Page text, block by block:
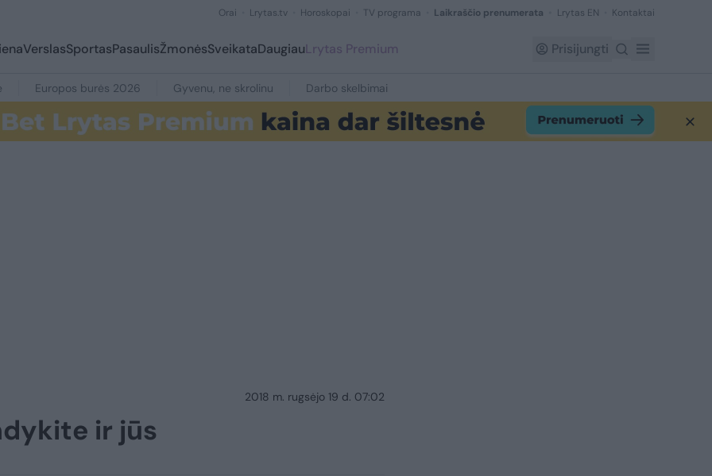
Orai Lrytas.tv Horoskopai TV programa Laikraščio prenumerata Lrytas EN Kontaktai
VerslasSportasPasaulisŽmonėsSveikataDaugiauLrytas Premium Prisijungti
Europos burės 2026 Gyvenu, ne skrolinu Darbo skelbimai
2018 m. rugsėjo 19 d. 07:02
ir jūs